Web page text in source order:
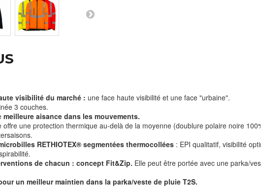
visibilité du marché : une face haute visibilité et une face "urbaine".
3 couches.
meilleure aisance dans les mouvements.
offre une protection thermique au-delà de la moyenne (doublure polaire noire
RETHIOTEX® segmentées thermocollées : EPI qualitatif, visibilité
de chacun : concept Fit&Zip. Elle peut être portée avec une parka/
un meilleur maintien dans la parka/veste de pluie T2S.